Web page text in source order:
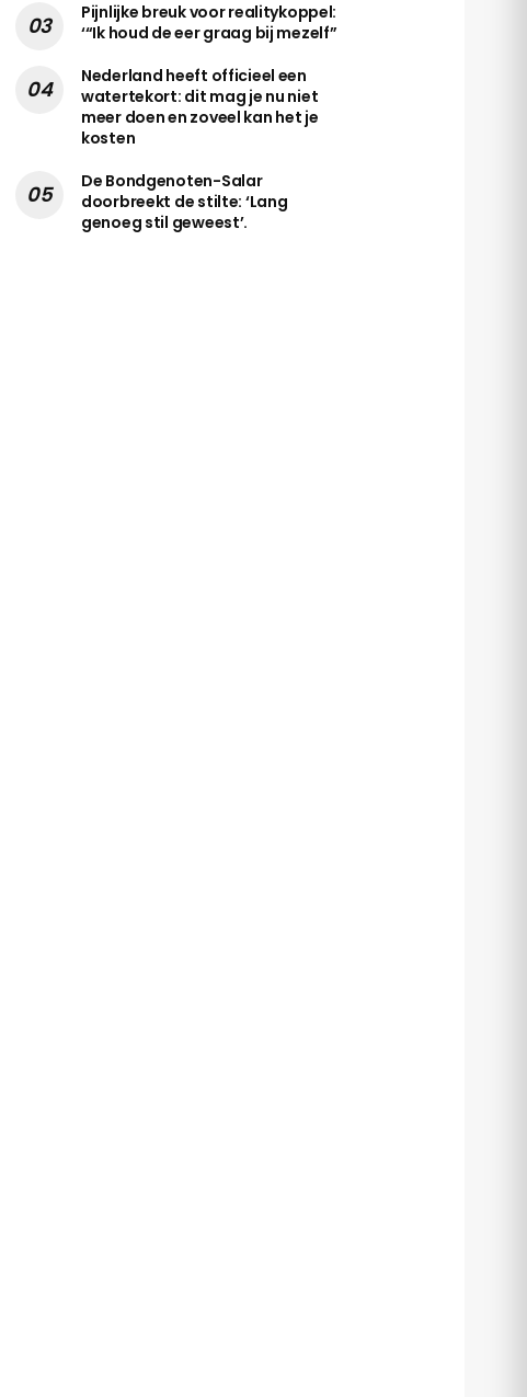
Pijnlijke breuk voor realitykoppel:
‘“Ik houd de eer graag bij mezelf”
Nederland heeft officieel een
watertekort: dit mag je nu niet
meer doen en zoveel kan het je
kosten
De Bondgenoten-Salar
doorbreekt de stilte: ‘Lang
genoeg stil geweest’.